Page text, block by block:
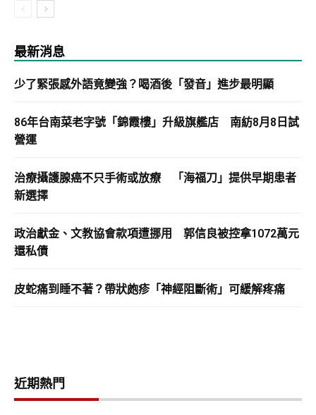
最新消息
少了緊張感外語竟變強？喝酒後「發音」進步最明顯
86年台南菜老字號「錦霞樓」升級旗艦店 南紡8月8日試
營運
治療攝護腺癌不只手術或放療 「海福刀」提供早期患者
新選擇
政治獻金、文教協會款項遭挪用 郭信良被控拿1072萬元
還私債
皮蛇痛到睡不著？帶狀皰疹「神經阻斷術」可緩解疼痛
近期熱門